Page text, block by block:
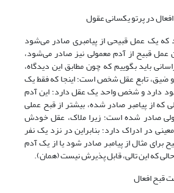
در پرتو یکسانی عقول
یک عمل قبیحى از پیامبری صادر مى‌‌شود
قبیح از آدم معمولى نیز صادر مى‌‌شود،
باید بگوییم که چون مطابق این دیدگاه،
ضیق، تابع عقل شخص است؛ اینجا که فقط یک
دارد و شخص واحد یک عقل دارد؛ این آدم
که از پیامبر صادر شده، بیشتر از قبح عملی
صادر شده است؛ زیرا ملاک، عقل خودش
در ادراک دارد؛ بنابراین در نزد یک نفر
برای مثال از پیامبر صادر شود یا از یک آدم
که این تالی، قابل پذیرش نیست (همان).
قبح افعال